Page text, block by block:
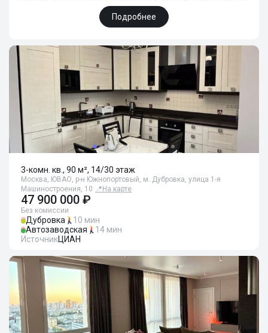
Подробнее
3-комн. кв., 90 м², 14/30 этаж
Москва, ЮВАО, р-н Южнопортовый, м. Дубровка, улица 1-я
Машиностроения, 10 📍 На карте
47 900 000 ₽
Без комиссии
Дубровка
10 мин
Автозаводская
14 мин
ИсточникЦИАН